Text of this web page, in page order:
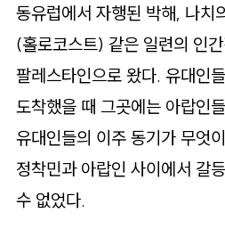
동유럽에서 자행된 박해, 나치
(홀로코스트) 같은 일련의 인
팔레스타인으로 왔다. 유대인
도착했을 때 그곳에는 아랍인
유대인들의 이주 동기가 무엇
정착민과 아랍인 사이에서 갈
수 없었다.